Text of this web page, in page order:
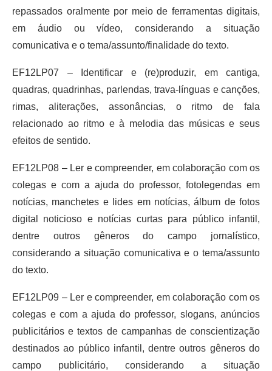
repassados oralmente por meio de ferramentas digitais,
em áudio ou vídeo, considerando a situação
comunicativa e o tema/assunto/finalidade do texto.
EF12LP07 – Identificar e (re)produzir, em cantiga,
quadras, quadrinhas, parlendas, trava-línguas e canções,
rimas, aliterações, assonâncias, o ritmo de fala
relacionado ao ritmo e à melodia das músicas e seus
efeitos de sentido.
EF12LP08 – Ler e compreender, em colaboração com os
colegas e com a ajuda do professor, fotolegendas em
notícias, manchetes e lides em notícias, álbum de fotos
digital noticioso e notícias curtas para público infantil,
dentre outros gêneros do campo jornalístico,
considerando a situação comunicativa e o tema/assunto
do texto.
EF12LP09 – Ler e compreender, em colaboração com os
colegas e com a ajuda do professor, slogans, anúncios
publicitários e textos de campanhas de conscientização
destinados ao público infantil, dentre outros gêneros do
campo publicitário, considerando a situação